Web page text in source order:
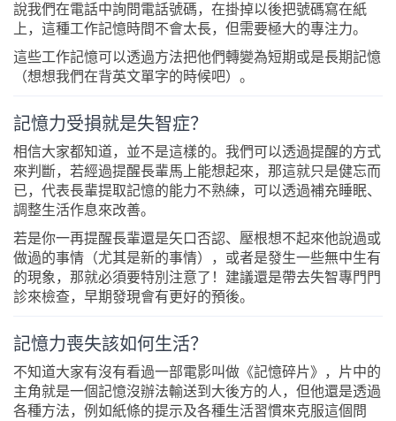
說我們在電話中詢問電話號碼，在掛掉以後把號碼寫在紙
上，這種工作記憶時間不會太長，但需要極大的專注力。
這些工作記憶可以透過方法把他們轉變為短期或是長期記憶
（想想我們在背英文單字的時候吧）。
記憶力受損就是失智症？
相信大家都知道，並不是這樣的。我們可以透過提醒的方式
來判斷，若經過提醒長輩馬上能想起來，那這就只是健忘而
已，代表長輩提取記憶的能力不熟練，可以透過補充睡眠、
調整生活作息來改善。
若是你一再提醒長輩還是矢口否認、壓根想不起來他說過或
做過的事情（尤其是新的事情），或者是發生一些無中生有
的現象，那就必須要特別注意了！建議還是帶去失智專門門
診來檢查，早期發現會有更好的預後。
記憶力喪失該如何生活？
不知道大家有沒有看過一部電影叫做《記憶碎片》，片中的
主角就是一個記憶沒辦法輸送到大後方的人，但他還是透過
各種方法，例如紙條的提示及各種生活習慣來克服這個問